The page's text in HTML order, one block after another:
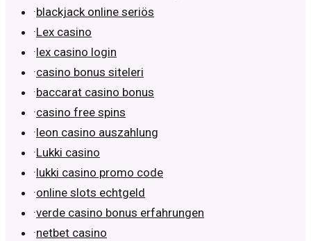
·blackjack online seriös
·Lex casino
·lex casino login
·casino bonus siteleri
·baccarat casino bonus
·casino free spins
·leon casino auszahlung
·Lukki casino
·lukki casino promo code
·online slots echtgeld
·verde casino bonus erfahrungen
·netbet casino